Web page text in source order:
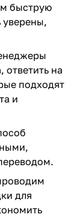
быструю
уверены,
ответить на
подходят
и
для